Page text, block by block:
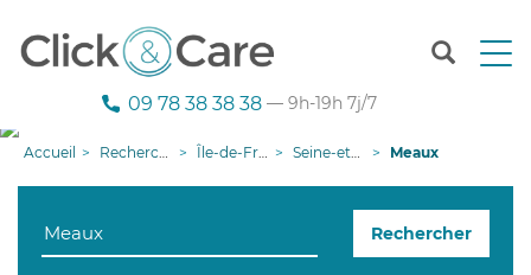
T
n
09 78 38 38 38 — 9h-19h 7j/7
Accueil Recherche aide à domicile Île-de-France Seine-et-Marne Meaux
Rechercher